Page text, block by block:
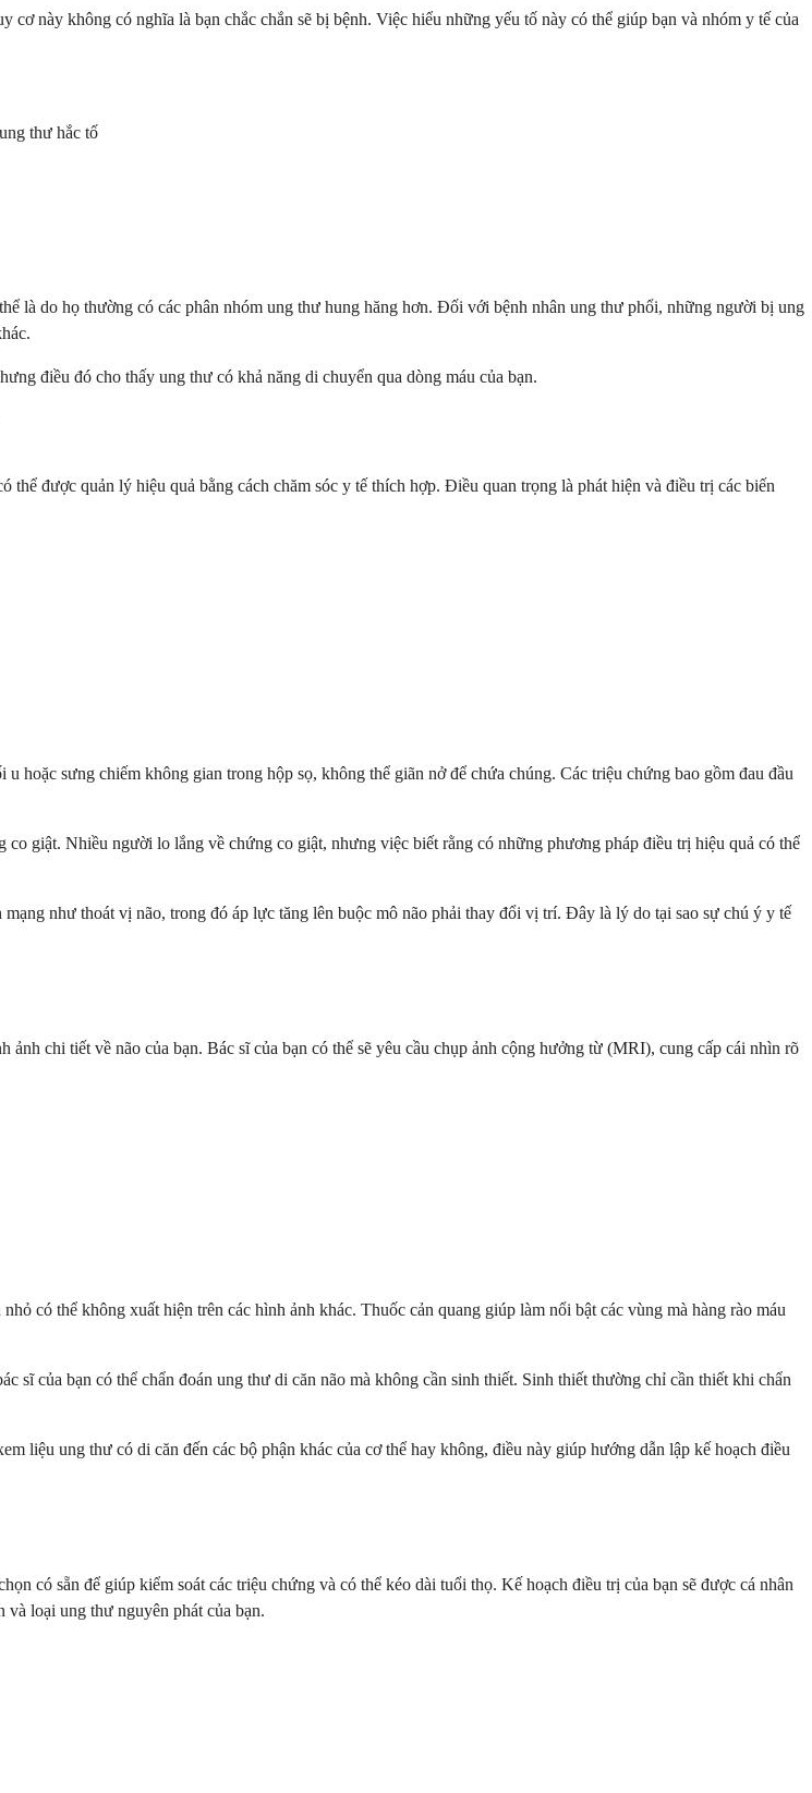
này không có nghĩa là bạn chắc chắn sẽ bị bệnh. Việc hiểu những yếu tố này có thể giúp bạn và nhóm y tế của
thư hắc tố
là do họ thường có các phân nhóm ung thư hung hăng hơn. Đối với bệnh nhân ung thư phổi, những người bị ung
điều đó cho thấy ung thư có khả năng di chuyển qua dòng máu của bạn.
được quản lý hiệu quả bằng cách chăm sóc y tế thích hợp. Điều quan trọng là phát hiện và điều trị các biến
sưng chiếm không gian trong hộp sọ, không thể giãn nở để chứa chúng. Các triệu chứng bao gồm đau đầu
giật. Nhiều người lo lắng về chứng co giật, nhưng việc biết rằng có những phương pháp điều trị hiệu quả có thể
như thoát vị não, trong đó áp lực tăng lên buộc mô não phải thay đổi vị trí. Đây là lý do tại sao sự chú ý y tế
chi tiết về não của bạn. Bác sĩ của bạn có thể sẽ yêu cầu chụp ảnh cộng hưởng từ (MRI), cung cấp cái nhìn rõ
có thể không xuất hiện trên các hình ảnh khác. Thuốc cản quang giúp làm nổi bật các vùng mà hàng rào máu
của bạn có thể chẩn đoán ung thư di căn não mà không cần sinh thiết. Sinh thiết thường chỉ cần thiết khi chẩn
liệu ung thư có di căn đến các bộ phận khác của cơ thể hay không, điều này giúp hướng dẫn lập kế hoạch điều
có sẵn để giúp kiểm soát các triệu chứng và có thể kéo dài tuổi thọ. Kế hoạch điều trị của bạn sẽ được cá nhân
loại ung thư nguyên phát của bạn.